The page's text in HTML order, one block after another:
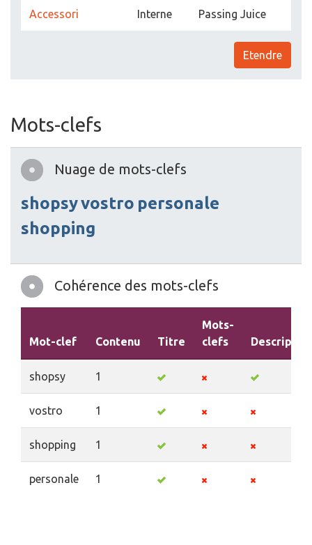
Accessori Interne Passing Juice
Etendre
Mots-clefs
Nuage de mots-clefs
shopsyvostro personale
shopping
Cohérence des mots-clefs
Mot-clef Contenu Titre
Mots-
clefs
shopsy 1
vostro 1
shopping 1
personale 1